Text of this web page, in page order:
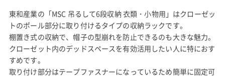
東和産業の「MSC 吊るして6段収納 衣類・小物用」はクローゼッ
トのポール部分に取り付けるタイプの収納ラックです。
棚置き式の収納で、帽子の型崩れを防止できるのも大きな魅力。
クローゼット内のデッドスペースを有効活用したい人に特におす
すめです。
取り付け部分はテープファスナーになっているため簡単に固定可